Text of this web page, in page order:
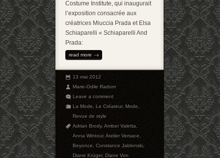
Costume Institute, qui inaugurait
l’exposition consacrée aux
créatrices Miuccia Prada et Elsa
Schiaparelli « Schiaparelli And
Prada:
read more
13 mai 2012
Marie-Odile Radom
Leave a comment
La Mode,Le Créateur,Mode,
Revue de style
Adrian Brody,Amber Valetta,
Anna Wintour,Atelier Versace,
Beyonce,Constance Jablonski,
Diane Krüger,Diane Von